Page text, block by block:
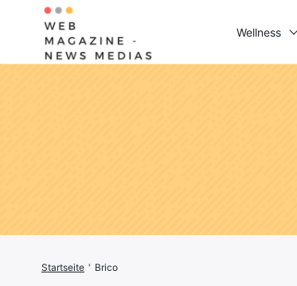
Startseite ' Brico
Wellness